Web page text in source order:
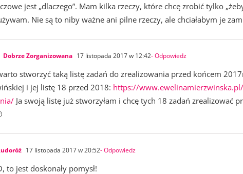
jest „dlaczego”. Mam kilka rzeczy, które chcę zrobić tylko
Nie są to niby ważne ani pilne rzeczy, ale chciałabym je
Dobrze Zorganizowana 17 listopada 2017 w 12:42- Odpowiedz
stworzyć taką listę zadań do zrealizowania przed końcem
i jej listę 18 przed 2018: https://
Ja swoją listę już stworzyłam i chcę tych 18 zadań zrealizować
17 listopada 2017 w 20:52- Odpowiedz
to jest doskonały pomysł!